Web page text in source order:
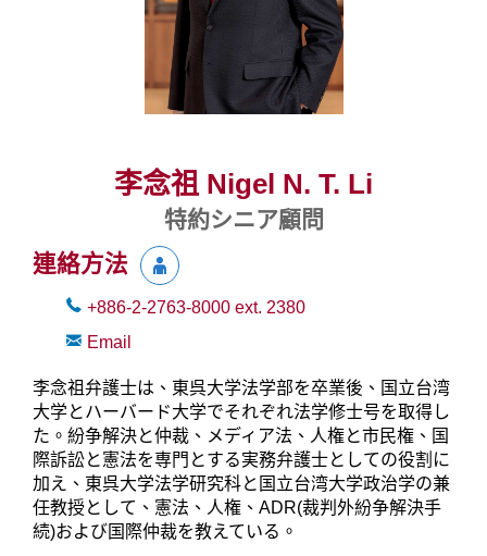
李念祖 Nigel N. T. Li
特約シニア顧問
連絡方法
+886-2-2763-8000 ext. 2380
Email
李念祖弁護士は、東呉大学法学部を卒業後、国立台湾
大学とハーバード大学でそれぞれ法学修士号を取得し
た。紛争解決と仲裁、メディア法、人権と市民権、国
際訴訟と憲法を専門とする実務弁護士としての役割に
加え、東呉大学法学研究科と国立台湾大学政治学の兼
任教授として、憲法、人権、ADR(裁判外紛争解決手
続)および国際仲裁を教えている。